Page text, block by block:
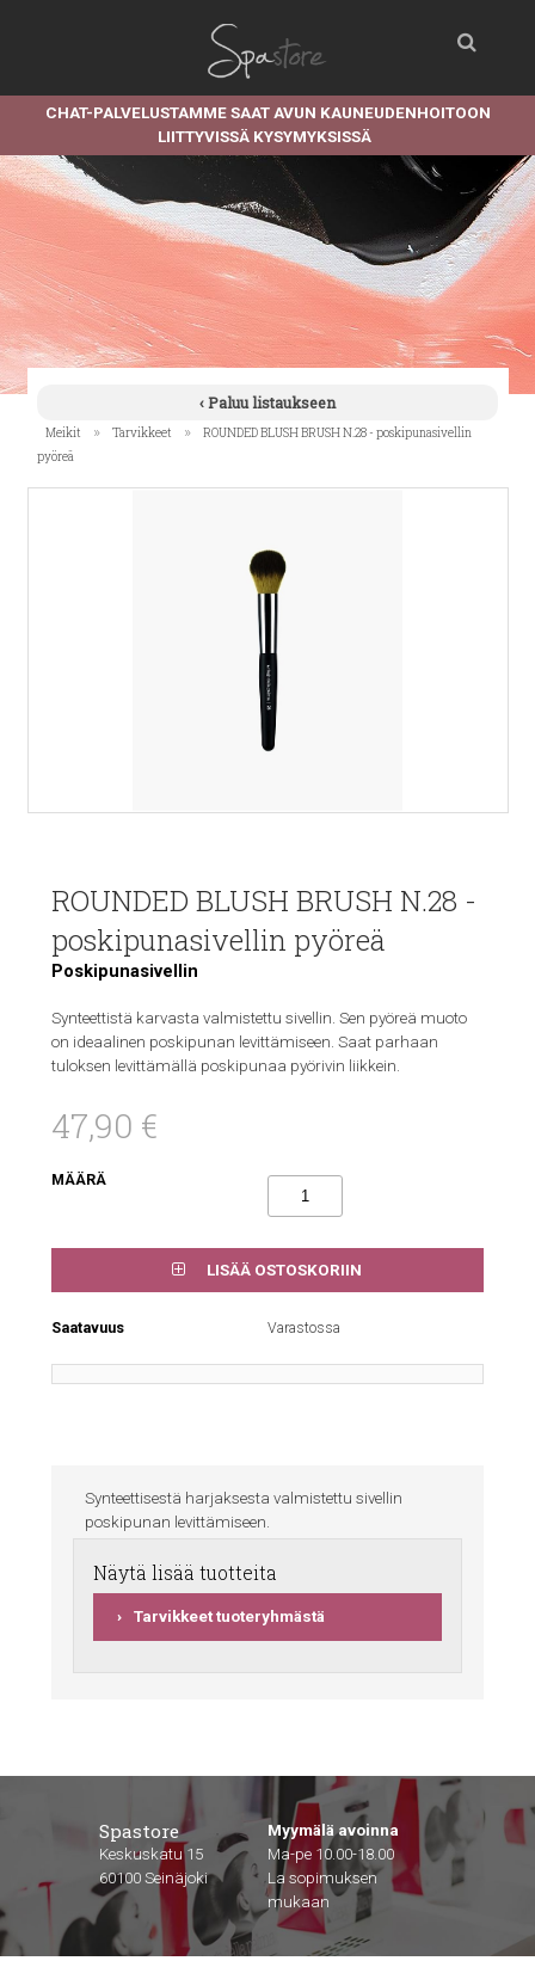
CHAT-PALVELUSTAMME SAAT AVUN KAUNEUDENHOITOON
LIITTYVISSÄ KYSYMYKSISSÄ
‹ Paluu listaukseen
Meikit » Tarvikkeet »
ROUNDED BLUSH BRUSH N.28 - poskipunasivellin
pyöreä
ROUNDED BLUSH BRUSH N.28 -
poskipunasivellin pyöreä
Poskipunasivellin
Synteettistä karvasta valmistettu sivellin. Sen pyöreä muoto
on ideaalinen poskipunan levittämiseen. Saat parhaan
tuloksen levittämällä poskipunaa pyörivin liikkein.
47,90 €
MÄÄRÄ
LISÄÄ OSTOSKORIIN
Saatavuus Varastossa
Synteettisestä harjaksesta valmistettu sivellin
poskipunan levittämiseen.
Näytä lisää tuotteita
Tarvikkeet tuoteryhmästä
Spastore
Keskuskatu 15
60100 Seinäjoki
Myymälä avoinna
Ma-pe 10.00-18.00
La sopimuksen
mukaan